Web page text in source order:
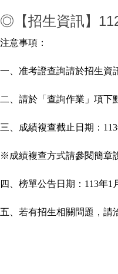
◎【招生資訊】
注意事項：
一、准考證查詢請於招生資
二、請於「查詢作業」項下
三、成績複查截止日期：
※成績複查方式請參閱簡章
四、榜單公告日期：113年1
五、若有招生相關問題，請